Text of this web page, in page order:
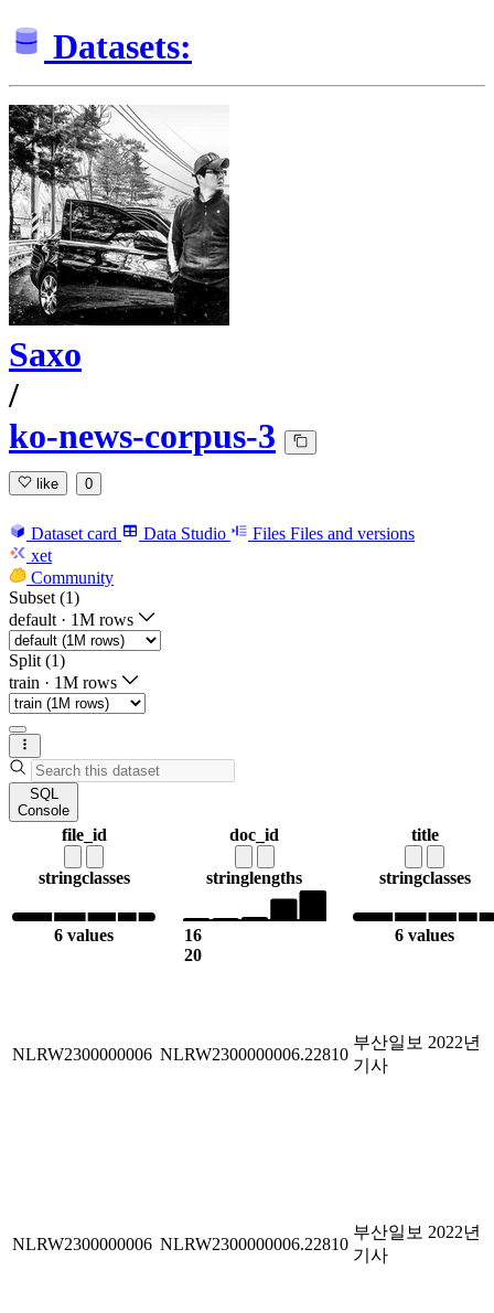
Datasets:
Saxo
/
ko-news-corpus-3
like 0
Dataset card Data Studio Files Files and versions
xet
Community
Subset (1)
default · 1M rows
Split (1)
train · 1M rows
SQL
Console
file_id
stringclasses
6 values
doc_id
stringlengths
16
20
title
stringclasses
6 values
NLRW2300000006 NLRW2300000006.22810
부산일보 2022년
기사
NLRW2300000006 NLRW2300000006.22810
부산일보 2022년
기사